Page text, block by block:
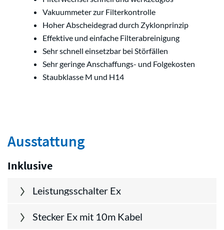
Vakuummeter zur Filterkontrolle
Hoher Abscheidegrad durch Zyklonprinzip
Effektive und einfache Filterabreinigung
Sehr schnell einsetzbar bei Störfällen
Sehr geringe Anschaffungs- und Folgekosten
Staubklasse M und H14
Ausstattung
Inklusive
Leistungsschalter Ex
Stecker Ex mit 10m Kabel